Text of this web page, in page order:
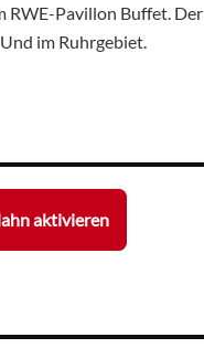
RWE-Pavillon Buffet. Der
im Ruhrgebiet.
aktivieren